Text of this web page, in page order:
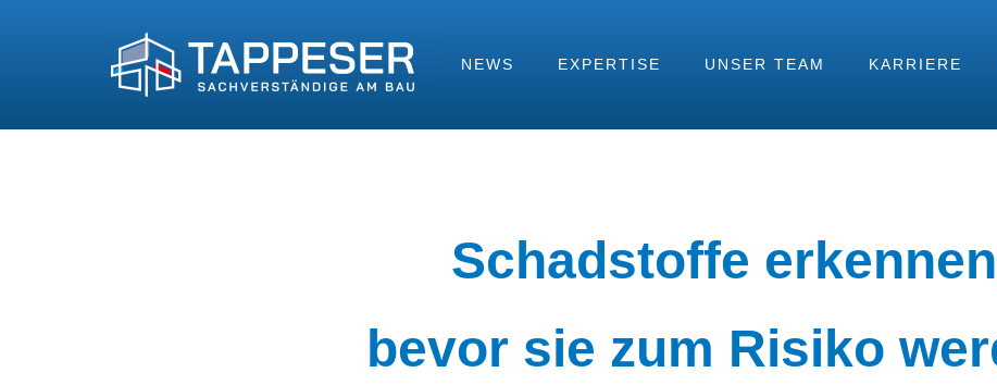
NEWS EXPERTISE UNSER TEAM KARRIERE
Wir helfen unsichtbare Belastungen sichtbar zu machen.
Schadstoffe
bevor sie zum Risiko